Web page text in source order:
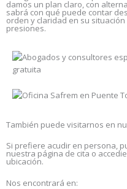
i
d
d
*
damos un plan claro, con
sabrá con qué puede contar
orden y claridad en su
presiones.
También puede visitarnos en
Si prefiere acudir en persona,
nuestra página de cita o
ubicación.
Nos encontrará en: